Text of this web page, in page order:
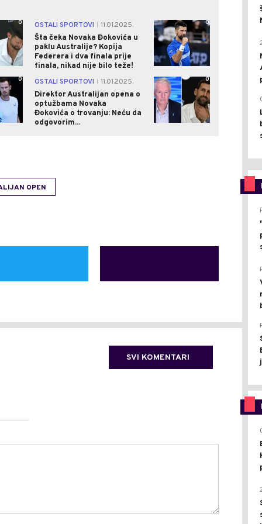
0 OSTALI SPORTOVI
11.01.2025.
Šta čeka Novaka Đokovića u
paklu Australije? Kopija
Federera i dva finala prije
finala, nikad nije bilo teže!
0
0 OSTALI SPORTOVI
11.01.2025.
Direktor Australijan opena o
optužbama Novaka
Đokovića o trovanju: Neću da
odgovorim...
0
OPEN
SVI KOMENTARI